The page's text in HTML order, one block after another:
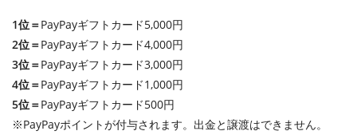
1位＝PayPayギフトカード5,000円
2位＝PayPayギフトカード4,000円
3位＝PayPayギフトカード3,000円
4位＝PayPayギフトカード1,000円
5位＝PayPayギフトカード500円
※PayPayポイントが付与されます。出金と譲渡はできません。